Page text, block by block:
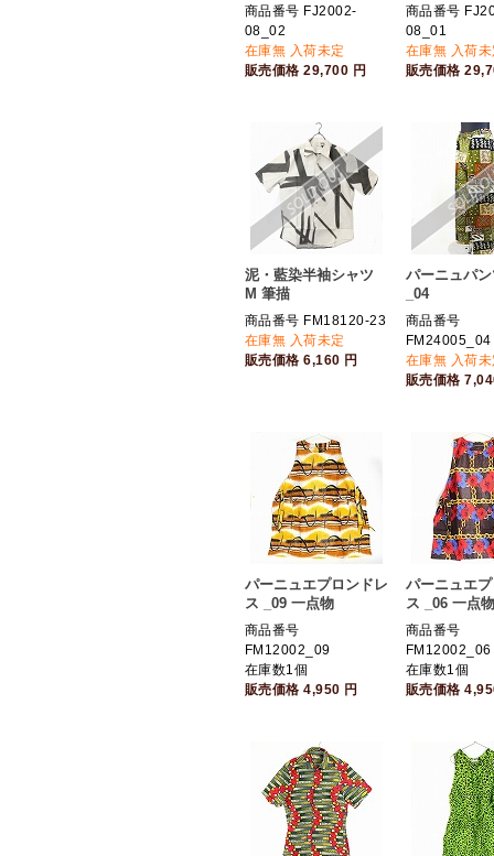
商品番号 FJ2002-
08_02
在庫無 入荷未定
販売価格29,700 円
商品番号
08_01
在庫無 入荷
販売価格
泥・藍染半袖シャツ
M 筆描
商品番号 FM18120-23
在庫無 入荷未定
販売価格6,160 円
パーニュパ
_04
商品番号
FM24005_04
在庫無 入荷
販売価格
パーニュエプロンドレ
ス _09 一点物
商品番号
FM12002_09
在庫数1個
販売価格4,950 円
パーニュエ
ス _06 一点物
商品番号
FM12002_06
在庫数1個
販売価格